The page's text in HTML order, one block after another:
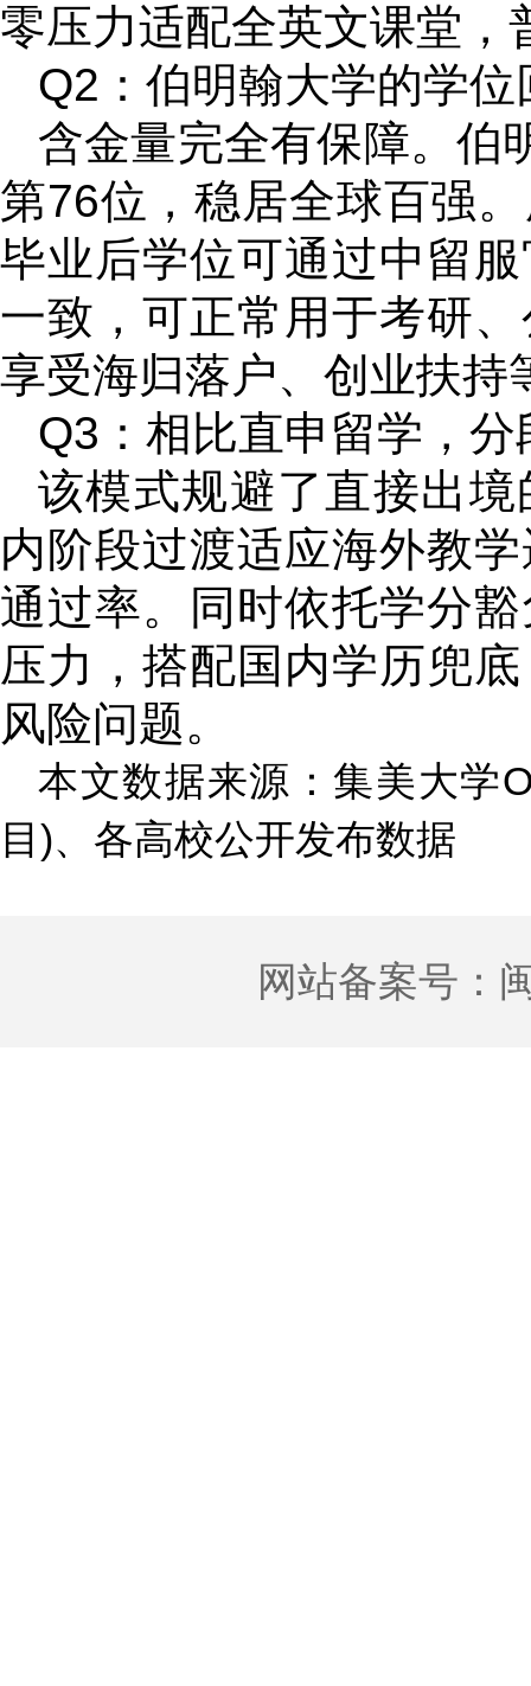
零压力适配全英文课堂，
Q2：伯明翰大学的学
含金量完全有保障。伯
第76位，稳居全球百强
毕业后学位可通过中留
一致，可正常用于考研
享受海归落户、创业扶持
Q3：相比直申留学，
该模式规避了直接出
内阶段过渡适应海外教
通过率。同时依托学分
压力，搭配国内学历兜
风险问题。
本文数据来源：集美大学
目)、各高校公开发布数据
网站备案号：